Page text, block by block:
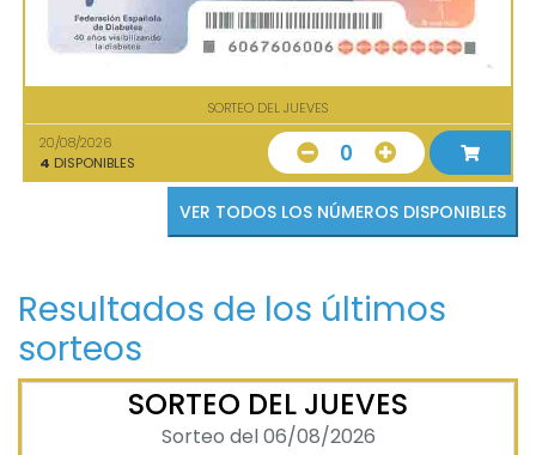
SORTEO DEL JUEVES
20/08/2026
4 DISPONIBLES 0
VER TODOS LOS NÚMEROS DISPONIBLES
Resultados de los últimos
sorteos
SORTEO DEL JUEVES
Sorteo del 06/08/2026